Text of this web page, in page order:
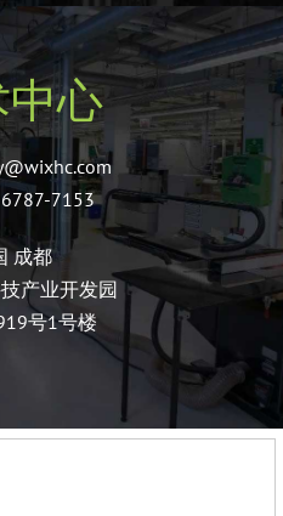
心
7153
成都
产业开发园
号1号楼